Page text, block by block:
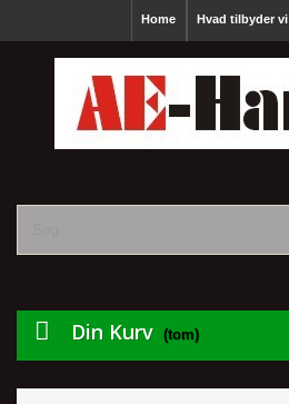
Hvad tilbyder vi
Home
Din Kurv (tom)